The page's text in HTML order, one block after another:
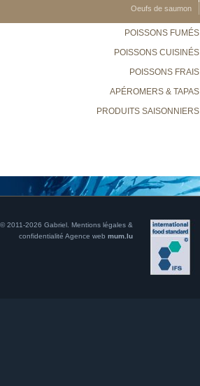
Oeufs de saumon
POISSONS FUMÉS
POISSONS CUISINÉS
POISSONS FRAIS
APÉROMERS & TAPAS
PRODUITS SAISONNIERS
© 2011-2026 Gabriel. Mentions légales &
confidentialité Agence web mum.lu